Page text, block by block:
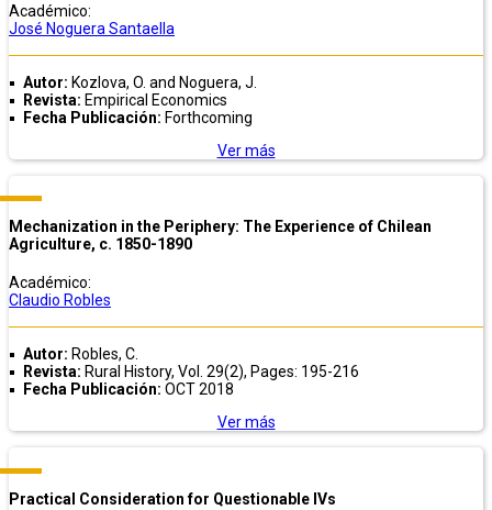
Académico:
José Noguera Santaella
Autor: Kozlova, O. and Noguera, J.
Revista: Empirical Economics
Fecha Publicación: Forthcoming
Ver más
Mechanization in the Periphery: The Experience of Chilean
Agriculture, c. 1850-1890
Académico:
Claudio Robles
Autor: Robles, C.
Revista: Rural History, Vol. 29(2), Pages: 195-216
Fecha Publicación: OCT 2018
Ver más
Practical Consideration for Questionable IVs